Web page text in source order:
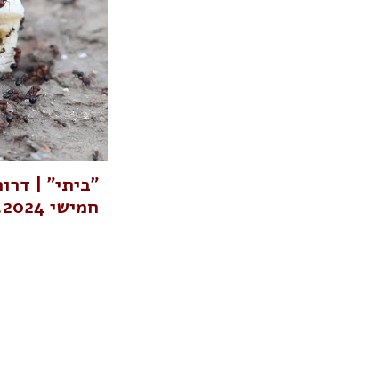
"ביתי" |
חמישי 5.9.2024 בשעה 20:00